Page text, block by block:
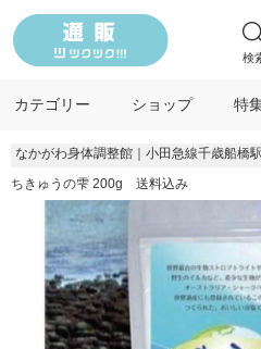
検
カテゴリー ショップ 特
なかがわ身体調整館｜小田急線千歳船橋
ちきゅうの雫 200g 送料込み